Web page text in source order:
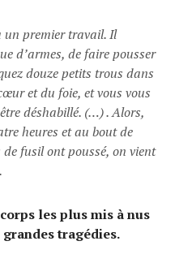
un premier travail. Il
d’armes, de faire pousser
douze petits trous dans
et du foie, et vous vous
déshabillé. (…) . Alors,
heures et au bout de
fusil ont poussé, on vient
les plus mis à nus
tragédies.